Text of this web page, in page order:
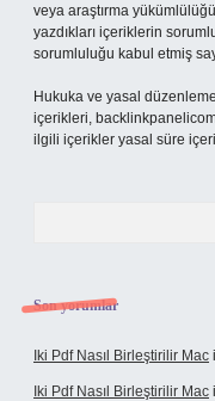
veya araştırma
yazdıkları içeriklerin
sorumluluğu kabul etmiş
Hukuka ve yasal
içerikleri,
ilgili içerikler yasal süre
Son yorumlar
Iki Pdf Nasıl Birleştirilir Mac
Iki Pdf Nasıl Birleştirilir Mac